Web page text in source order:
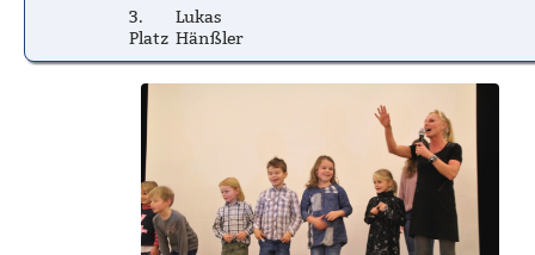
3.
Platz
Lukas
Hänßler